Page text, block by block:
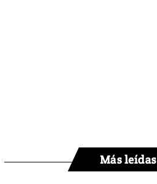
Más leídas